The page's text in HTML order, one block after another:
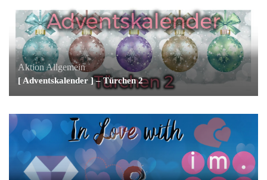
AktionAllgemein
[ Adventskalender ] – Türchen 2